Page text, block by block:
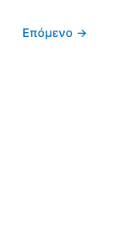
Επόμενο →